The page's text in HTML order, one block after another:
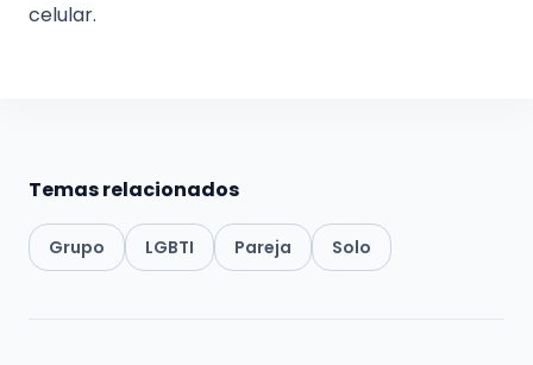
celular.
Temas relacionados
Grupo LGBTI Pareja Solo